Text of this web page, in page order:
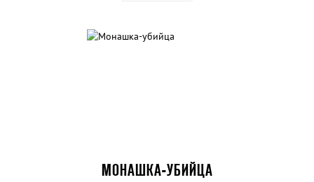
МОНАШКА-УБИЙЦА